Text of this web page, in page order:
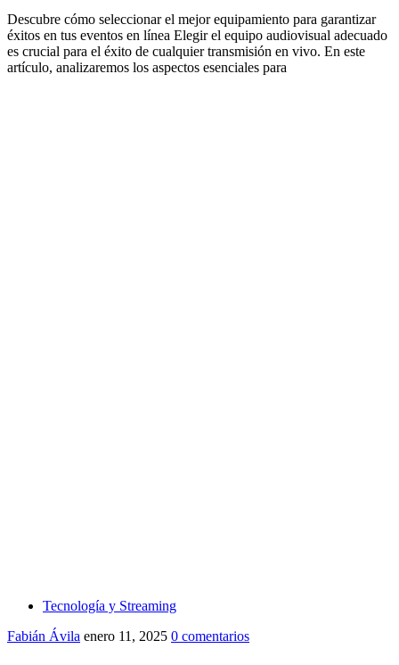
Descubre cómo seleccionar el mejor equipamiento para garantizar
éxitos en tus eventos en línea Elegir el equipo audiovisual adecuado
es crucial para el éxito de cualquier transmisión en vivo. En este
artículo, analizaremos los aspectos esenciales para
Tecnología y Streaming
Fabián Ávila enero 11, 2025 0 comentarios